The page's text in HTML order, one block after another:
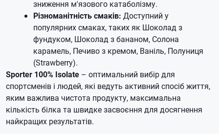
зниження м'язового катаболізму.
Різноманітність смаків: Доступний у
популярних смаках, таких як Шоколад з
фундуком, Шоколад з бананом, Солона
карамель, Печиво з кремом, Ваніль, Полуниця
(Strawberry).
Sporter 100% Isolate – оптимальний вибір для
спортсменів і людей, які ведуть активний спосіб життя,
яким важлива чистота продукту, максимальна
кількість білка та швидке засвоєння для досягнення
найкращих результатів.